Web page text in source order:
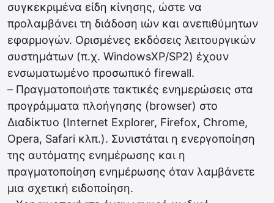
συγκεκριμένα είδη κίνησης, ώστε να
προλαμβάνει τη διάδοση ιών και ανεπιθύμητων
εφαρμογών. Ορισμένες εκδόσεις λειτουργικών
συστημάτων (π.χ. WindowsXP/SP2) έχουν
ενσωματωμένο προσωπικό firewall.
– Πραγματοποιήστε τακτικές ενημερώσεις στα
προγράμματα πλοήγησης (browser) στο
Διαδίκτυο (Internet Explorer, Firefox, Chrome,
Opera, Safari κλπ.). Συνιστάται η ενεργοποίηση
της αυτόματης ενημέρωσης και η
πραγματοποίηση ενημέρωσης όταν λαμβάνετε
μια σχετική ειδοποίηση.